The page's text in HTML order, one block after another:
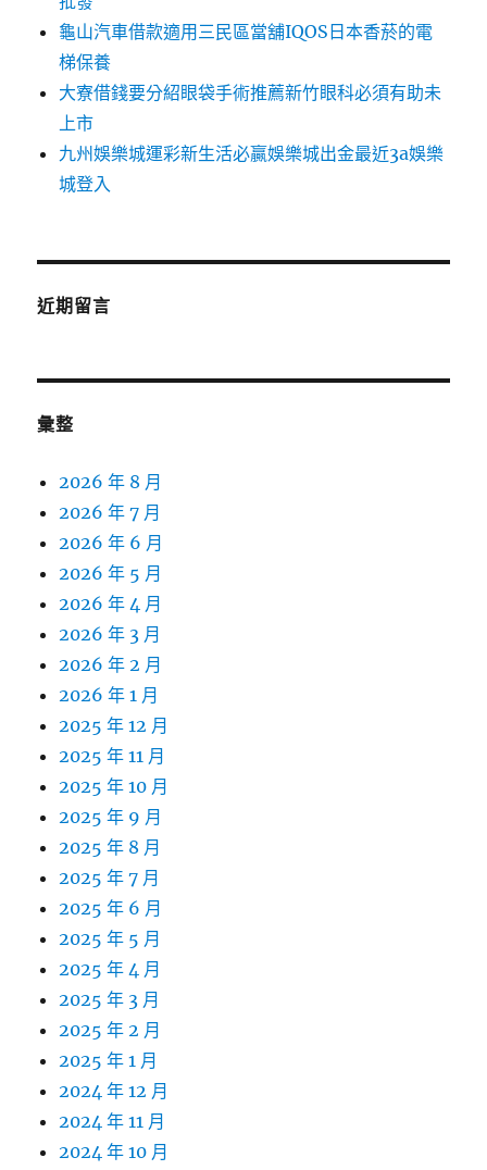
龜山汽車借款適用三民區當舖IQOS日本香菸的電
梯保養
大寮借錢要分紹眼袋手術推薦新竹眼科必須有助未
上市
九州娛樂城運彩新生活必贏娛樂城出金最近3a娛樂
城登入
近期留言
彙整
2026 年 8 月
2026 年 7 月
2026 年 6 月
2026 年 5 月
2026 年 4 月
2026 年 3 月
2026 年 2 月
2026 年 1 月
2025 年 12 月
2025 年 11 月
2025 年 10 月
2025 年 9 月
2025 年 8 月
2025 年 7 月
2025 年 6 月
2025 年 5 月
2025 年 4 月
2025 年 3 月
2025 年 2 月
2025 年 1 月
2024 年 12 月
2024 年 11 月
2024 年 10 月